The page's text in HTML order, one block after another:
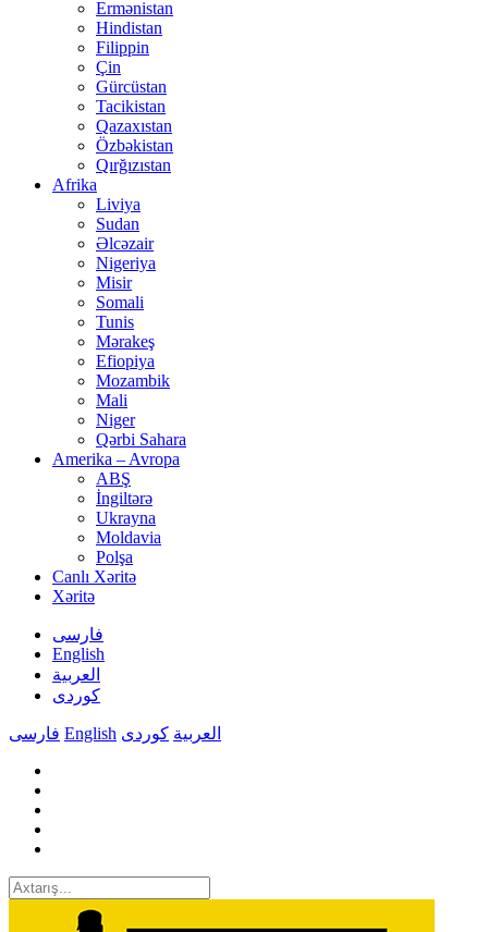
Ermənistan
Hindistan
Filippin
Çin
Gürcüstan
Tacikistan
Qazaxıstan
Özbəkistan
Qırğızıstan
Afrika
Liviya
Sudan
Əlcəzair
Nigeriya
Misir
Somali
Tunis
Mərakeş
Efiopiya
Mozambik
Mali
Niger
Qərbi Sahara
Amerika – Avropa
ABŞ
İngiltərə
Ukrayna
Moldavia
Polşa
Canlı Xəritə
Xəritə
فارسی
English
العربیة
کوردی
فارسی English العربیة کوردی